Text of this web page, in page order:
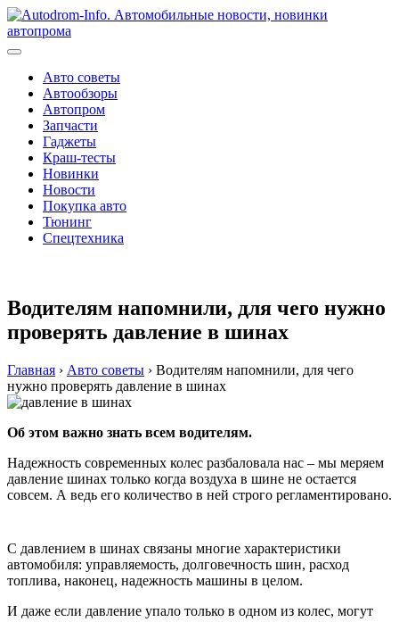
Перейти
к
содержимому
Авто советы
Автообзоры
Автопром
Запчасти
Гаджеты
Краш-тесты
Новинки
Новости
Покупка авто
Тюнинг
Спецтехника
Водителям напомнили, для чего нужно
проверять давление в шинах
Главная › Авто советы › Водителям напомнили, для чего
нужно проверять давление в шинах
Об этом важно знать всем водителям.
Надежность современных колес разбаловала нас – мы меряем
давление шинах только когда воздуха в шине не остается
совсем. А ведь его количество в ней строго регламентировано.
С давлением в шинах связаны многие характеристики
автомобиля: управляемость, долговечность шин, расход
топлива, наконец, надежность машины в целом.
И даже если давление упало только в одном из колес, могут